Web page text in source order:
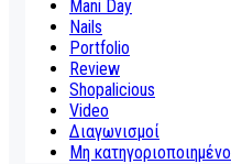
Mani Day
Nails
Portfolio
Review
Shopalicious
Video
Διαγωνισμοί
Μη κατηγοριοποιημένο